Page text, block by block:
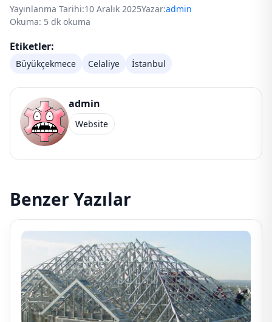
Yayınlanma Tarihi:10 Aralık 2025Yazar:admin
Okuma: 5 dk okuma
Etiketler:
Büyükçekmece Celaliye İstanbul
admin
Website
Benzer Yazılar